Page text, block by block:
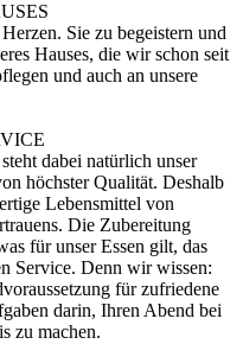
Sie zu begeistern und
Hauses, die wir schon seit
und auch an unsere
dabei natürlich unser
höchster Qualität. Deshalb
Lebensmittel von
Die Zubereitung
für unser Essen gilt, das
Service. Denn wir wissen:
für zufriedene
darin, Ihren Abend bei
zu machen.